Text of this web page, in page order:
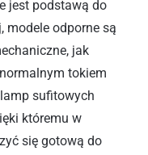
jest podstawą do
modele odporne są
jak
tokiem
sufitowych
któremu w
się gotową do